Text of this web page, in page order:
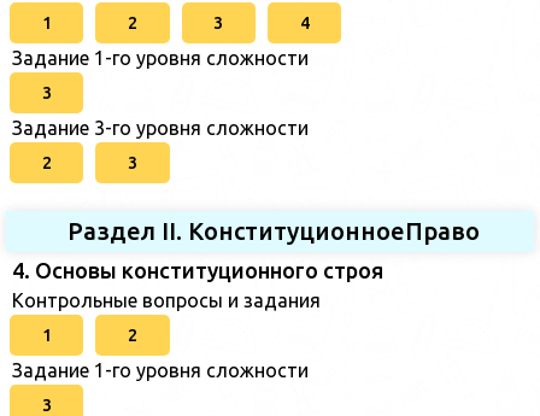
1 2 3 4
Задание 1-го уровня сложности
3
Задание 3-го уровня сложности
2 3
Раздел II. КонституционноеПраво
4. Основы конституционного строя
Контрольные вопросы и задания
1 2
Задание 1-го уровня сложности
3